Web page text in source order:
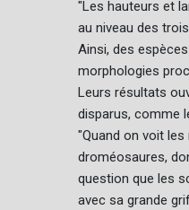
"Les hauteurs et
au niveau des
Ainsi, des
morphologies
Leurs résultats
disparus, comme
"Quand on voit
droméosaures,
question que les
avec sa grande